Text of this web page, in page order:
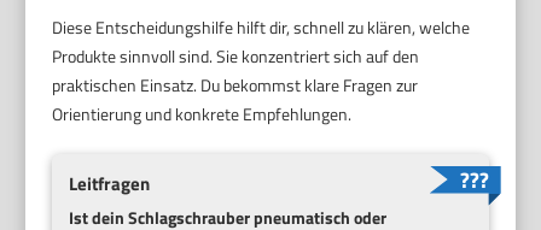
Diese Entscheidungshilfe hilft dir, schnell zu klären, welche
Produkte sinnvoll sind. Sie konzentriert sich auf den
praktischen Einsatz. Du bekommst klare Fragen zur
Orientierung und konkrete Empfehlungen.
Leitfragen
Ist dein Schlagschrauber pneumatisch oder